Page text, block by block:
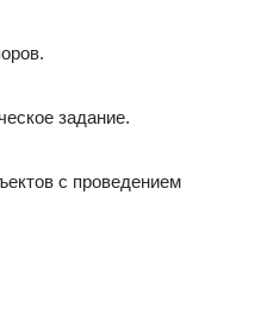
задание.
с проведением